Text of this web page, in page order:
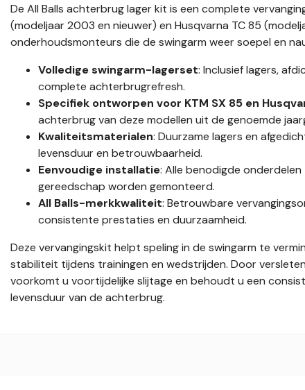
De All Balls achterbrug lager kit is een complete
(modeljaar 2003 en nieuwer) en Husqvarna TC 85
onderhoudsmonteurs die de swingarm weer soepel en
Volledige swingarm-lagerset: Inclusief lagers,
complete achterbrugrefresh.
Specifiek ontworpen voor KTM SX 85 en
achterbrug van deze modellen uit de genoemde
Kwaliteitsmaterialen: Duurzame lagers en
levensduur en betrouwbaarheid.
Eenvoudige installatie: Alle benodigde
gereedschap worden gemonteerd.
All Balls-merkkwaliteit: Betrouwbare
consistente prestaties en duurzaamheid.
Deze vervangingskit helpt speling in de swingarm te
stabiliteit tijdens trainingen en wedstrijden. Door
voorkomt u voortijdelijke slijtage en behoudt u een
levensduur van de achterbrug.